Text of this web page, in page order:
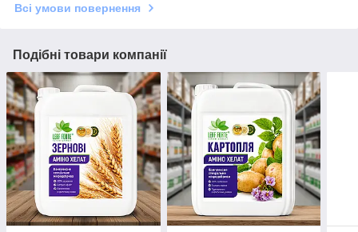
Всі умови повернення
Подібні товари компанії